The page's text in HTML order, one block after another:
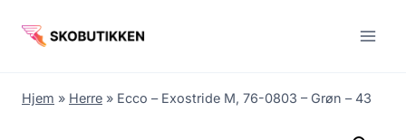
Hjem » Herre » Ecco – Exostride M, 76-0803 – Grøn – 43